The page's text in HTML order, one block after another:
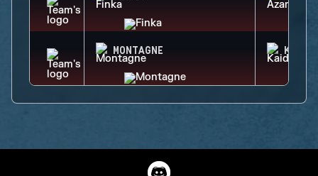
MONTAGNE KAID